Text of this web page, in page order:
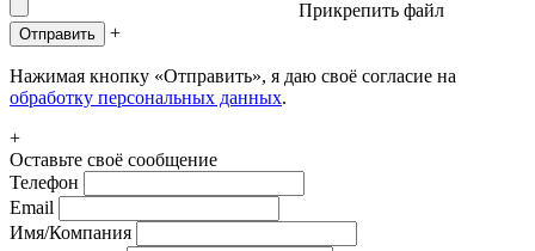
Прикрепить файл
Отправить +
Нажимая кнопку «Отправить», я даю своё согласие на
обработку персональных данных.
+
Оставьте своё сообщение
Телефон
Email
Имя/Компания